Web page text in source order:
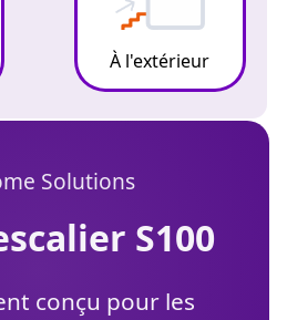
À l'extérieur
Solutions
S100
conçu pour les